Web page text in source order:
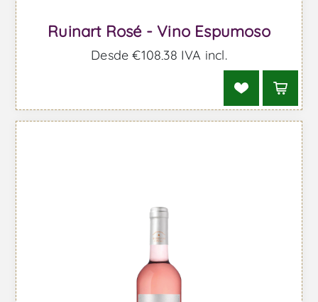
Ruinart Rosé - Vino Espumoso
Desde €108,38 IVA incl.